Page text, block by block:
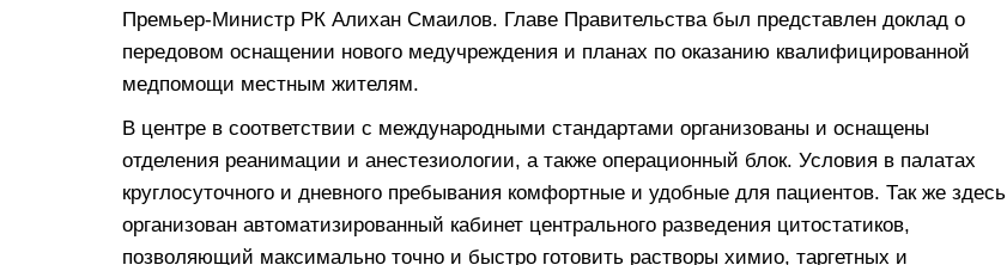
Премьер-Министр РК Алихан Смаилов. Главе Правительства был представлен доклад о
передовом оснащении нового медучреждения и планах по оказанию квалифицированной
медпомощи местным жителям.
В центре в соответствии с международными стандартами организованы и оснащены
отделения реанимации и анестезиологии, а также операционный блок. Условия в палатах
круглосуточного и дневного пребывания комфортные и удобные для пациентов. Так же здесь
организован автоматизированный кабинет центрального разведения цитостатиков,
позволяющий максимально точно и быстро готовить растворы химио, таргетных и